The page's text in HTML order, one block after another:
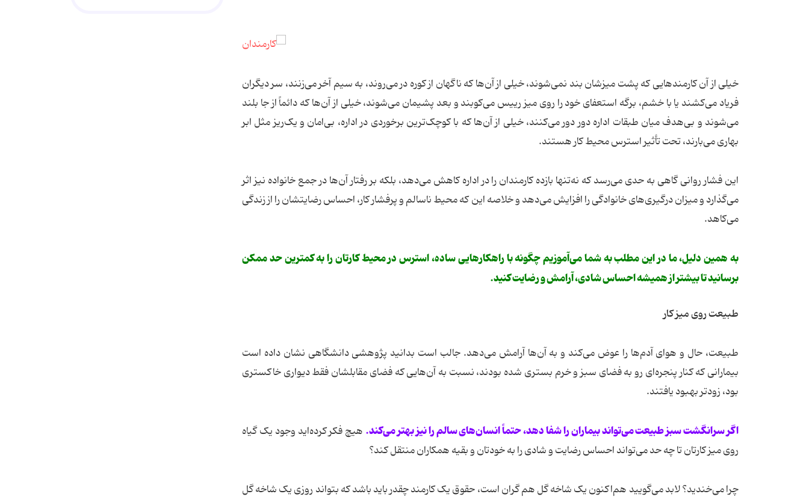
خیلی از آن کارمندهایی که پشت میزشان بند نمی‌شوند، خیلی از آن‌ها که ناگهان از کوره در می‌روند، به سیم آخر می‌زنند، سر دیگران
فریاد می‌کشند یا با خشم، برگه استعفای خود را روی میز رییس می‌کوبند و بعد پشیمان می‌شوند، خیلی از آن‌ها که دائماً از جا بلند
می‌شوند و بی‌هدف میان طبقات اداره دور دور می‌کنند، خیلی از آن‌ها که با کوچک‌ترین برخوردی در اداره، بی‌امان و یک‌ریز مثل ابر
بهاری می‌بارند، تحت تأثیر استرس محیط کار هستند.
این فشار روانی گاهی به حدی می‌رسد که نه‌تنها بازده کارمندان را در اداره کاهش می‌دهد، بلکه بر رفتار آن‌ها در جمع خانواده نیز اثر
می‌گذارد و میزان درگیری‌های خانوادگی را افزایش می‌دهد و خلاصه این که محیط ناسالم و پرفشار کار، احساس رضایتشان را از زندگی
می‌کاهد.
به همین دلیل، ما در این مطلب به شما می‌آموزیم چگونه با راهکارهایی ساده، استرس در محیط کارتان را به کمترین حد ممکن
برسانید تا بیشتر از همیشه احساس شادی، آرامش و رضایت کنید.
طبیعت روی میز کار
طبیعت، حال و هوای آدم‌ها را عوض می‌کند و به آن‌ها آرامش می‌دهد. جالب است بدانید پژوهشی دانشگاهی نشان داده است
بیمارانی که کنار پنجره‌ای رو به فضای سبز و خرم بستری شده بودند، نسبت به آن‌هایی که فضای مقابلشان فقط دیواری خاکستری
بود، زودتر بهبود یافتند.
اگر سرانگشت سبز طبیعت می‌تواند بیماران را شفا دهد، حتماً انسان‌های سالم را نیز بهتر می‌کند. هیچ فکر کرده‌اید وجود یک گیاه
روی میز کارتان تا چه حد می‌تواند احساس رضایت و شادی را به خودتان و بقیه همکاران منتقل کند؟
چرا می‌خندید؟ لابد می‌گویید هم‌اکنون یک شاخه گل هم گران است، حقوق یک کارمند چقدر باید باشد که بتواند روزی یک شاخه گل